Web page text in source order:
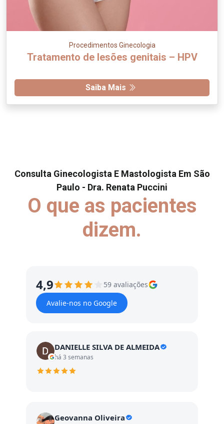
Procedimentos Ginecologia
Tratamento de lesões genitais – HPV
Saiba Mais
Consulta Ginecologista E Mastologista Em São
Paulo - Dra. Renata Puccini
O que as pacientes
dizem.
4,9
59 avaliações
Avalie-nos no Google
DANIELLE SILVA DE ALMEIDA
há 3 semanas
Geovanna Oliveira